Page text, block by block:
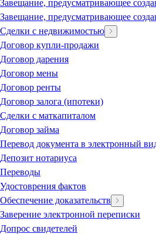
Завещание, предусматривающее
Завещание, предусматривающее
Сделки с недвижимостью
Договор купли-продажи
Договор дарения
Договор мены
Договор ренты
Договор залога (ипотеки)
Сделки с маткапиталом
Договор займа
Перевод документа в электронный
Депозит нотариуса
Переводы
Удостоврения фактов
Обеспечение доказательств
Заверение электронной переписки
Допрос свидетелей